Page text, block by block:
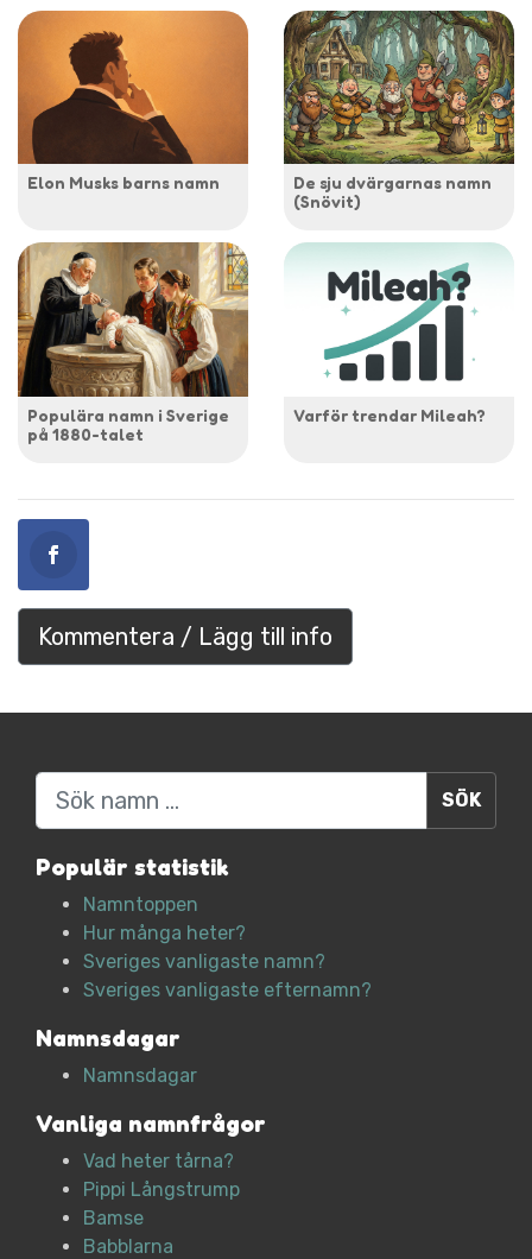
Elon Musks barns namn
De sju dvärgarnas namn
(Snövit)
Populära namn i Sverige
på 1880-talet
Varför trendar Mileah?
Kommentera / Lägg till info
Sök
Populär statistik
Namntoppen
Hur många heter?
Sveriges vanligaste namn?
Sveriges vanligaste efternamn?
Namnsdagar
Namnsdagar
Vanliga namnfrågor
Vad heter tårna?
Pippi Långstrump
Bamse
Babblarna